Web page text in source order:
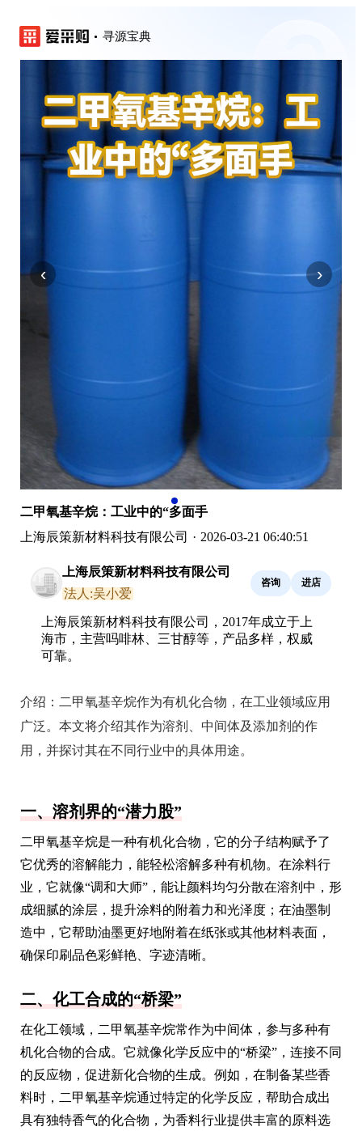
寻源宝典
‹ ›
二甲氧基辛烷：工业中的“多面手
上海辰策新材料科技有限公司 · 2026-03-21 06:40:51
上海辰策新材料科技有限公司
法人:吴小爱
咨询 进店
上海辰策新材料科技有限公司，2017年成立于上
海市，主营吗啡林、三甘醇等，产品多样，权威
可靠。
介绍： 二甲氧基辛烷作为有机化合物，在工业领域应用
广泛。本文将介绍其作为溶剂、中间体及添加剂的作
用，并探讨其在不同行业中的具体用途。
一、溶剂界的“潜力股”
二甲氧基辛烷是一种有机化合物，它的分子结构赋予了
它优秀的溶解能力，能轻松溶解多种有机物。在涂料行
业，它就像“调和大师”，能让颜料均匀分散在溶剂中，形
成细腻的涂层，提升涂料的附着力和光泽度；在油墨制
造中，它帮助油墨更好地附着在纸张或其他材料表面，
确保印刷品色彩鲜艳、字迹清晰。
二、化工合成的“桥梁”
在化工领域，二甲氧基辛烷常作为中间体，参与多种有
机化合物的合成。它就像化学反应中的“桥梁”，连接不同
的反应物，促进新化合物的生成。例如，在制备某些香
料时，二甲氧基辛烷通过特定的化学反应，帮助合成出
具有独特香气的化合物，为香料行业提供丰富的原料选